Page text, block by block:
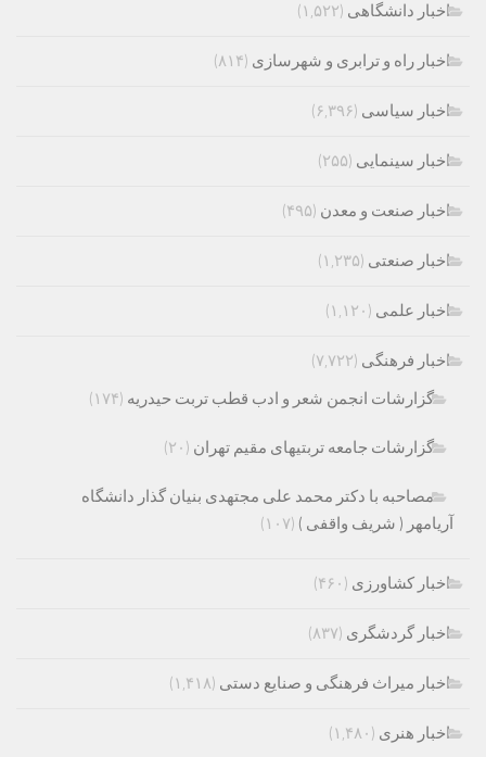
اخبار دانشگاهی (۱,۵۲۲)
اخبار راه و ترابری و شهرسازی (۸۱۴)
اخبار سیاسی (۶,۳۹۶)
اخبار سینمایی (۲۵۵)
اخبار صنعت و معدن (۴۹۵)
اخبار صنعتی (۱,۲۳۵)
اخبار علمی (۱,۱۲۰)
اخبار فرهنگی (۷,۷۲۲)
گزارشات انجمن شعر و ادب قطب تربت حیدریه (۱۷۴)
گزارشات جامعه تربتیهای مقیم تهران (۲۰)
مصاحبه با دکتر محمد علی مجتهدی بنیان گذار دانشگاه
آریامهر ( شریف واقفی ) (۱۰۷)
اخبار کشاورزی (۴۶۰)
اخبار گردشگری (۸۳۷)
اخبار میراث فرهنگی و صنایع دستی (۱,۴۱۸)
اخبار هنری (۱,۴۸۰)